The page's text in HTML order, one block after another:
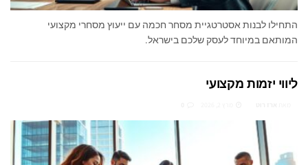
התחילו לבנות אסטרטגיית מסחר חכמה עם ייעוץ מסחרי מקצועי
המותאם במיוחד לעסק שלכם בישראל.
ליווי יזמות מקצועי